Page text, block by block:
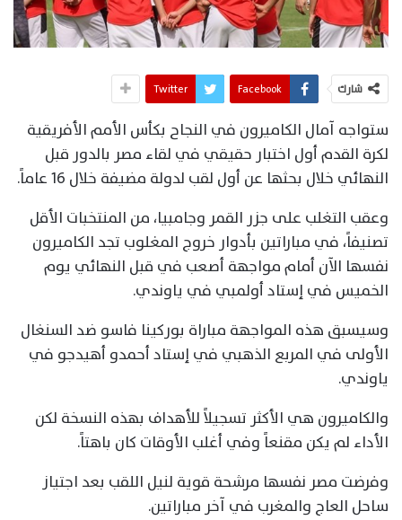
شارك Facebook
Twitter
ستواجه آمال الكاميرون في النجاح بكأس الأمم الأفريقية
لكرة القدم أول اختبار حقيقي في لقاء مصر بالدور قبل
النهائي خلال بحثها عن أول لقب لدولة مضيفة خلال 16 عاماً.
وعقب التغلب على جزر القمر وجامبيا، من المنتخبات الأقل
تصنيفاً، في مباراتين بأدوار خروج المغلوب تجد الكاميرون
نفسها الآن أمام مواجهة أصعب في قبل النهائي يوم
الخميس في إستاد أولمبي في ياوندي.
وسيسبق هذه المواجهة مباراة بوركينا فاسو ضد السنغال
الأولى في المربع الذهبي في إستاد أحمدو أهيدجو في
ياوندي.
والكاميرون هي الأكثر تسجيلاً للأهداف بهذه النسخة لكن
الأداء لم يكن مقنعاً وفي أغلب الأوقات كان باهتاً.
وفرضت مصر نفسها مرشحة قوية لنيل اللقب بعد اجتياز
ساحل العاج والمغرب في آخر مباراتين.